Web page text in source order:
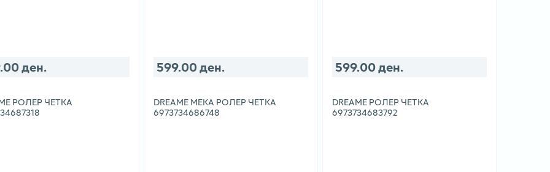
ден.
РОЛЕР ЧЕТКА
599.00 ден.
DREAME МЕКА РОЛЕР ЧЕТКА
6973734686748
599.00 ден.
DREAME РОЛЕР ЧЕТКА
6973734683792